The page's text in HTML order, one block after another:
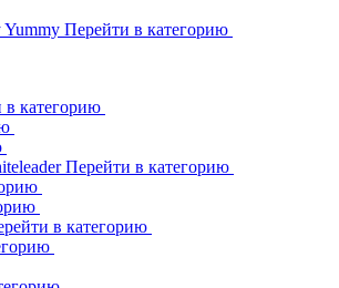
Yummy Перейти в категорию
в категорию
Перейти в категорию
в категорию